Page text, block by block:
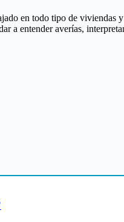
en todo tipo de viviendas
a entender averías,